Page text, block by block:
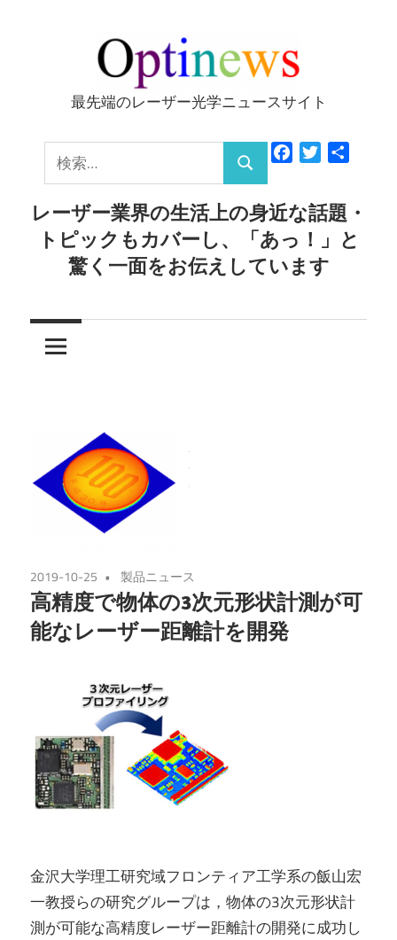
ッ
Optinews
最先端のレーザー光学ニュースサイト
索:
検
索
FacebookTwitter
レーザー業界の生活上の身近な話題・
トピックもカバーし、「あっ！」と
驚く一面をお伝えしています
2019-10-25 製品ニュース
高精度で物体の3次元形状計測が可
能なレーザー距離計を開発
金沢大学理工研究域フロンティア工学系の飯山宏
一教授らの研究グループは，物体の3次元形状計
測が可能な高精度レーザー距離計の開発に成功し